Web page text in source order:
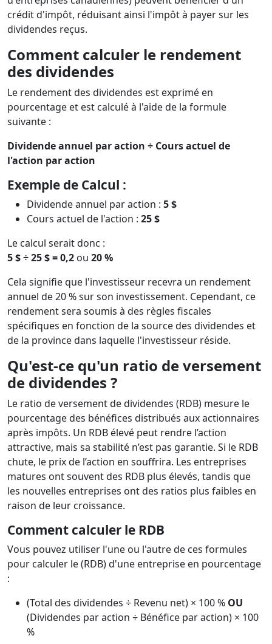
crédit d'impôt, réduisant ainsi l'impôt à payer sur les
dividendes reçus.
Comment calculer le rendement
des dividendes
Le rendement des dividendes est exprimé en
pourcentage et est calculé à l'aide de la formule
suivante :
Dividende annuel par action ÷ Cours actuel de
l'action par action
Exemple de Calcul :
Dividende annuel par action : 5 $
Cours actuel de l'action : 25 $
Le calcul serait donc :
5 $ ÷ 25 $ = 0,2 ou 20 %
Cela signifie que l'investisseur recevra un rendement
annuel de 20 % sur son investissement. Cependant, ce
rendement sera soumis à des règles fiscales
spécifiques en fonction de la source des dividendes et
de la province dans laquelle l'investisseur réside.
Qu'est-ce qu'un ratio de versement
de dividendes ?
Le ratio de versement de dividendes (RDB) mesure le
pourcentage des bénéfices distribués aux actionnaires
après impôts. Un RDB élevé peut rendre l’action
attractive, mais sa stabilité n’est pas garantie. Si le RDB
chute, le prix de l’action en souffrira. Les entreprises
matures ont souvent des RDB plus élevés, tandis que
les nouvelles entreprises ont des ratios plus faibles en
raison de leur croissance.
Comment calculer le RDB
Vous pouvez utiliser l'une ou l'autre de ces formules
pour calculer le (RDB) d'une entreprise en pourcentage
:
(Total des dividendes ÷ Revenu net) × 100 % OU
(Dividendes par action ÷ Bénéfice par action) × 100
%